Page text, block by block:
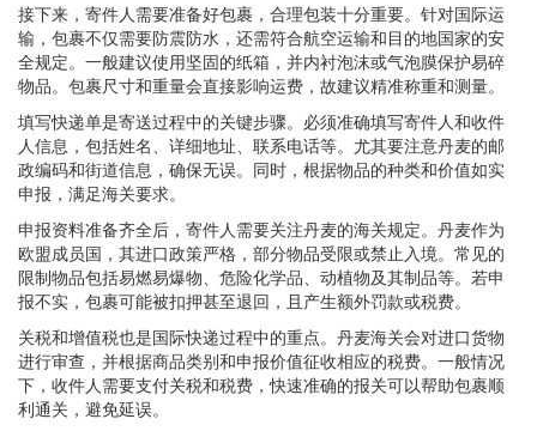
接下来，寄件人需要准备好包裹，合理包装十分重要。针对国际运
输，包裹不仅需要防震防水，还需符合航空运输和目的地国家的安
全规定。一般建议使用坚固的纸箱，并内衬泡沫或气泡膜保护易碎
物品。包裹尺寸和重量会直接影响运费，故建议精准称重和测量。
填写快递单是寄送过程中的关键步骤。必须准确填写寄件人和收件
人信息，包括姓名、详细地址、联系电话等。尤其要注意丹麦的邮
政编码和街道信息，确保无误。同时，根据物品的种类和价值如实
申报，满足海关要求。
申报资料准备齐全后，寄件人需要关注丹麦的海关规定。丹麦作为
欧盟成员国，其进口政策严格，部分物品受限或禁止入境。常见的
限制物品包括易燃易爆物、危险化学品、动植物及其制品等。若申
报不实，包裹可能被扣押甚至退回，且产生额外罚款或税费。
关税和增值税也是国际快递过程中的重点。丹麦海关会对进口货物
进行审查，并根据商品类别和申报价值征收相应的税费。一般情况
下，收件人需要支付关税和税费，快速准确的报关可以帮助包裹顺
利通关，避免延误。